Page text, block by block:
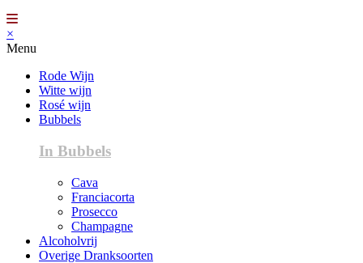
×
Menu
Rode Wijn
Witte wijn
Rosé wijn
Bubbels
In Bubbels
Cava
Franciacorta
Prosecco
Champagne
Alcoholvrij
Overige Dranksoorten